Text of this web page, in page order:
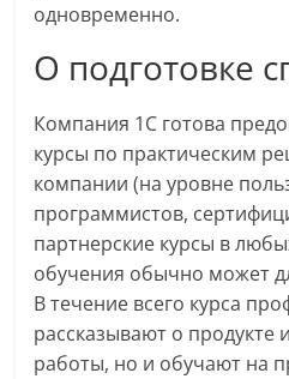
одновременно.
О подготовке
Компания 1С готова
курсы по практическим
компании (на уровне
программистов,
партнерские курсы в
обучения обычно может
В течение всего курса
рассказывают о продукте
работы, но и обучают на